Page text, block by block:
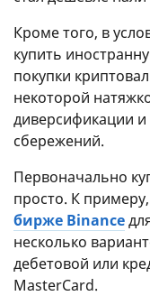
Кроме того, в
купить
покупки
некоторой
диверсификации
сбережений.
Первоначально
просто. К
бирже Binance
несколько
дебетовой или
MasterCard.